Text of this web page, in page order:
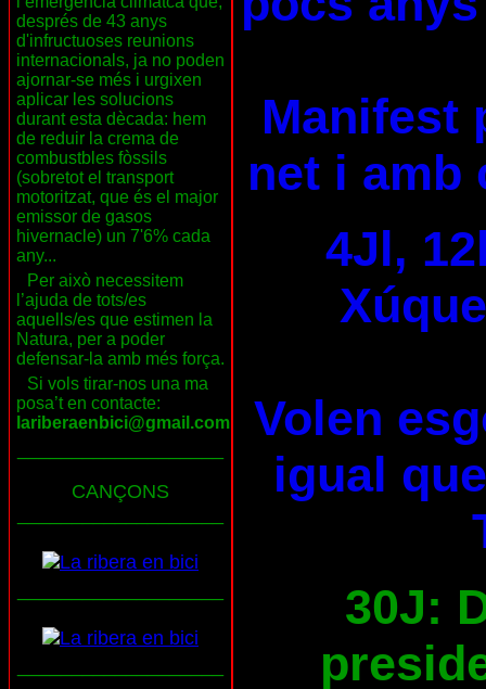
després de 43 anys
d'infructuoses reunions
internacionals, ja no poden
ajornar-se més i urgixen
aplicar les solucions
durant esta dècada: hem
de reduir la crema de
combustbles fòssils
(sobretot el transport
motoritzat, que és el major
emissor de gasos
hivernacle) un 7'6% cada
any...
Per això necessitem
l’ajuda de tots/es
aquells/es que estimen la
Natura, per a poder
defensar-la amb més força.
Si vols tirar-nos una ma
posa’t en contacte:
lariberaenbici@gmail.com
CANÇONS
Manifest
net i amb
4Jl,
Volen
igual
30J: